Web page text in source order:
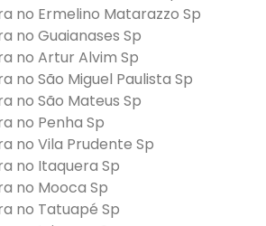
no Ermelino Matarazzo Sp
no Guaianases Sp
no Artur Alvim Sp
no São Miguel Paulista Sp
no São Mateus Sp
no Penha Sp
no Vila Prudente Sp
no Itaquera Sp
no Mooca Sp
no Tatuapé Sp